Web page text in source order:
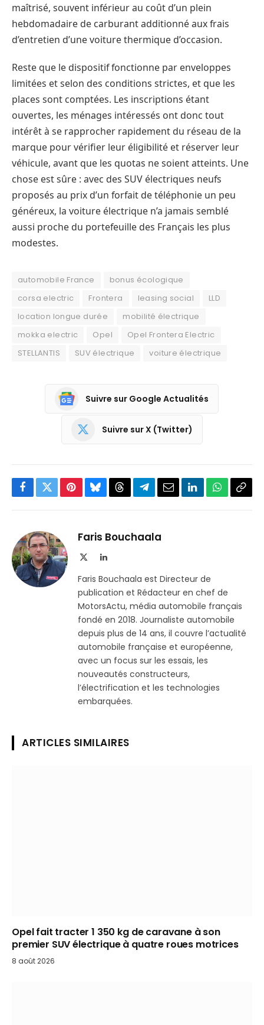
maîtrisé, souvent inférieur au coût d’un plein
hebdomadaire de carburant additionné aux frais
d’entretien d’une voiture thermique d’occasion.
Reste que le dispositif fonctionne par enveloppes
limitées et selon des conditions strictes, et que les
places sont comptées. Les inscriptions étant
ouvertes, les ménages intéressés ont donc tout
intérêt à se rapprocher rapidement du réseau de la
marque pour vérifier leur éligibilité et réserver leur
véhicule, avant que les quotas ne soient atteints. Une
chose est sûre : avec des SUV électriques neufs
proposés au prix d’un forfait de téléphonie un peu
généreux, la voiture électrique n’a jamais semblé
aussi proche du portefeuille des Français les plus
modestes.
automobile France
bonus écologique
corsa electric
Frontera leasing social
LLD
location longue durée
mobilité électrique
mokka electric
Opel
Opel Frontera Electric
STELLANTIS
SUV électrique voiture électrique
Suivre sur Google Actualités
Suivre sur X (Twitter)
Facebook
TwitterPinterestBlueskyThreadsPartager
Telegram
EmailLinkedInWhatsApp
Faris Bouchaala
LinkedIn
Faris Bouchaala est Directeur de
publication et Rédacteur en chef de
MotorsActu, média automobile français
fondé en 2018. Journaliste automobile
depuis plus de 14 ans, il couvre l’actualité
automobile française et européenne,
avec un focus sur les essais, les
nouveautés constructeurs,
l’électrification et les technologies
embarquées.
ARTICLES SIMILAIRES
Opel fait tracter 1 350 kg de caravane à son
premier SUV électrique à quatre roues motrices
8 août 2026